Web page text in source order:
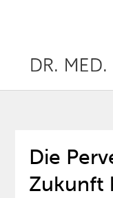
Die
Zukunft